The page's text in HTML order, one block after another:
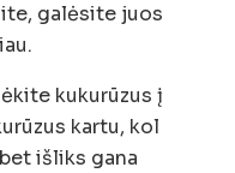
galėsite juos
kukurūzus į
kartu, kol
išliks gana